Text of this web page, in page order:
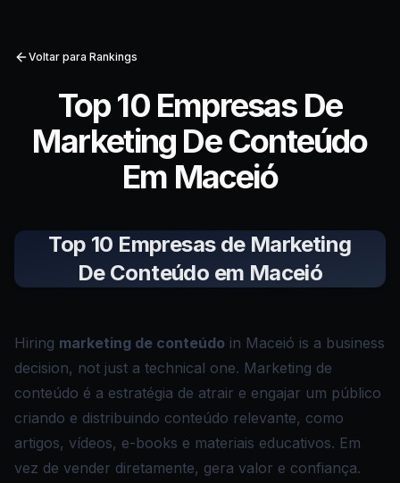
Voltar para Rankings
Top 10 Empresas De
Marketing De Conteúdo
Em Maceió
Top 10 Empresas de Marketing
De Conteúdo em Maceió
Hiring marketing de conteúdo in Maceió is a business
decision, not just a technical one. Marketing de
conteúdo é a estratégia de atrair e engajar um público
criando e distribuindo conteúdo relevante, como
artigos, vídeos, e-books e materiais educativos. Em
vez de vender diretamente, gera valor e confiança.